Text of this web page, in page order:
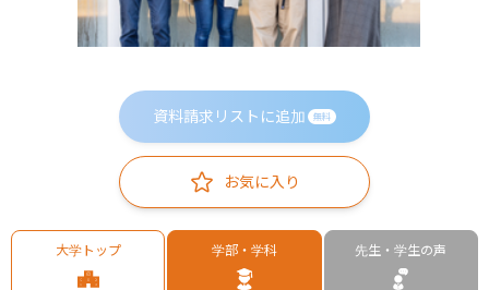
資料請求リストに追加 無料
お気に入り
大学トップ 学部・学科 先生・学生の声